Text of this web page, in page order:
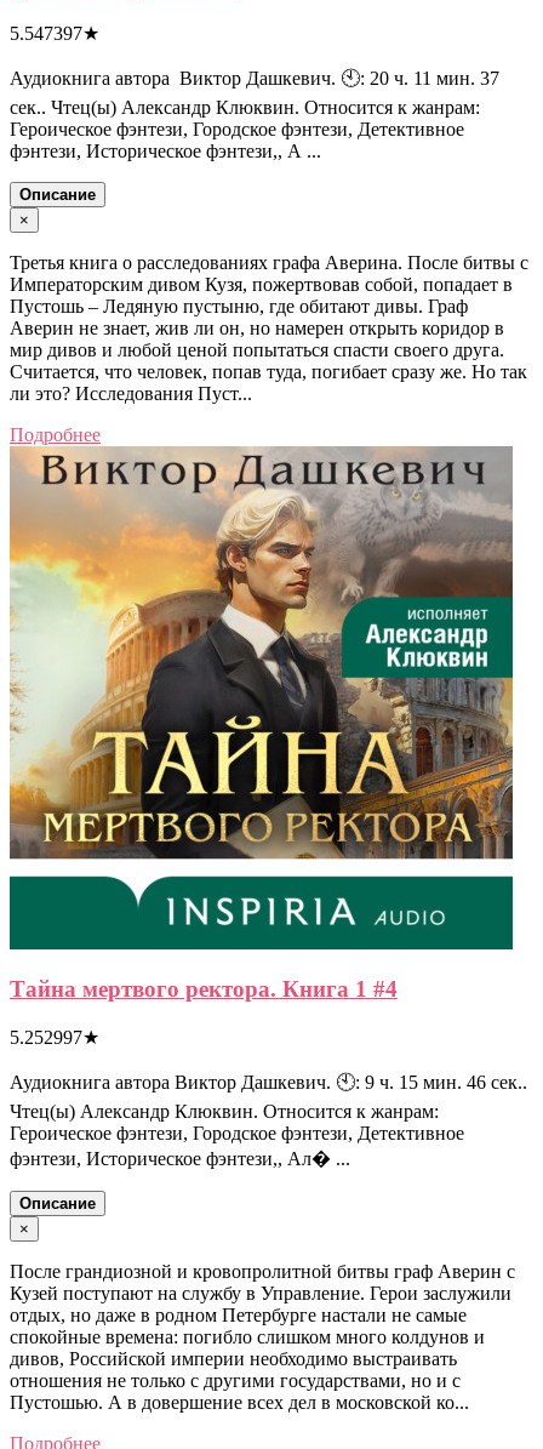
5.547397★
Аудиокнига автора Виктор Дашкевич. 🕙: 20 ч. 11 мин. 37
сек.. Чтец(ы) Александр Клюквин. Относится к жанрам:
Героическое фэнтези, Городское фэнтези, Детективное
фэнтези, Историческое фэнтези,, А ...
Описание
×
Третья книга о расследованиях графа Аверина. После битвы с
Императорским дивом Кузя, пожертвовав собой, попадает в
Пустошь – Ледяную пустыню, где обитают дивы. Граф
Аверин не знает, жив ли он, но намерен открыть коридор в
мир дивов и любой ценой попытаться спасти своего друга.
Считается, что человек, попав туда, погибает сразу же. Но так
ли это? Исследования Пуст...
Подробнее
Тайна мертвого ректора. Книга 1 #4
5.252997★
Аудиокнига автора Виктор Дашкевич. 🕙: 9 ч. 15 мин. 46 сек..
Чтец(ы) Александр Клюквин. Относится к жанрам:
Героическое фэнтези, Городское фэнтези, Детективное
фэнтези, Историческое фэнтези,, Ал� ...
Описание
×
После грандиозной и кровопролитной битвы граф Аверин с
Кузей поступают на службу в Управление. Герои заслужили
отдых, но даже в родном Петербурге настали не самые
спокойные времена: погибло слишком много колдунов и
дивов, Российской империи необходимо выстраивать
отношения не только с другими государствами, но и с
Пустошью. А в довершение всех дел в московской ко...
Подробнее